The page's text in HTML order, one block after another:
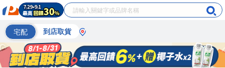
宅配 到店取貨